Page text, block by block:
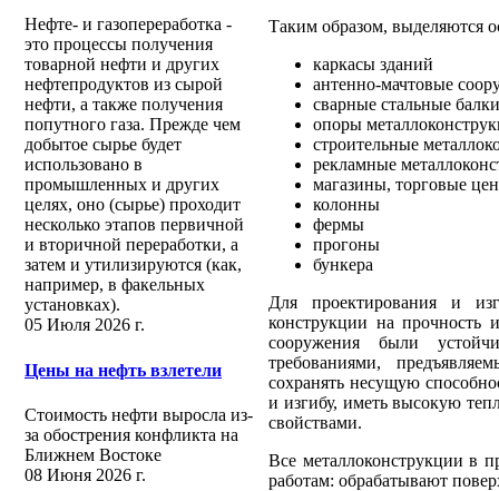
Нефте- и газопереработка -
это процессы получения
товарной нефти и других
нефтепродуктов из сырой
нефти, а также получения
попутного газа. Прежде чем
добытое сырье будет
использовано в
промышленных и других
целях, оно (сырье) проходит
несколько этапов первичной
и вторичной переработки, а
затем и утилизируются (как,
например, в факельных
установках).
05 Июля 2026 г.
Цены на нефть взлетели
Стоимость нефти выросла из-
за обострения конфликта на
Ближнем Востоке
08 Июня 2026 г.
Таким образом, выделяются
каркасы зданий
антенно-мачтовые
сварные стальные балки
опоры
строительные
рекламные
магазины, торговые
колонны
фермы
прогоны
бункера
Для проектирования и
конструкции на прочность
сооружения были
требованиями,
сохранять несущую
и изгибу, иметь высокую
свойствами.
Все металлоконструкции в
работам: обрабатывают